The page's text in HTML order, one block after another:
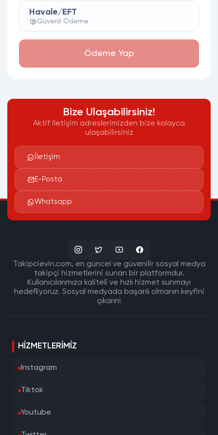
Havale/EFT
Güvenli Ödeme
Ödeme Yap
Bize Ulaşabilirsiniz!
Aktif iletişim adreslerimizden bize kolayca
ulaşabilirsiniz
İletişim
E-Posta
Whatsapp
Takipcievin.com, en güncel ve güvenilir sosyal medya
takipçi hizmetlerini sunan bir platformdur.
Kullanıcılarımıza kaliteli ve hızlı hizmet sunmayı
hedefliyoruz. Sosyal medyada başarılı olmanın keyfini
çıkarın!
HIZMETLERIMIZ
Instagram
Tiktok
Youtube